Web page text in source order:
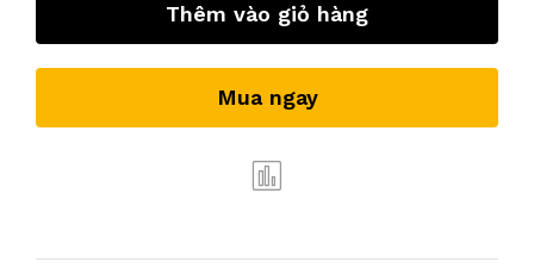
Thêm vào giỏ hàng
Mua ngay